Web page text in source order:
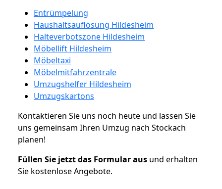
Entrümpelung
Haushaltsauflösung Hildesheim
Halteverbotszone Hildesheim
Möbellift Hildesheim
Möbeltaxi
Möbelmitfahrzentrale
Umzugshelfer Hildesheim
Umzugskartons
Kontaktieren Sie uns noch heute und lassen Sie
uns gemeinsam Ihren Umzug nach Stockach
planen!
Füllen Sie jetzt das Formular aus und erhalten
Sie kostenlose Angebote.